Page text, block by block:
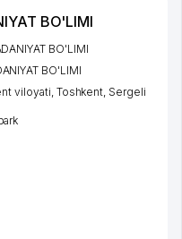
BO'LIMI
BO'LIMI
BO'LIMI
viloyati Toshkent Sergeli